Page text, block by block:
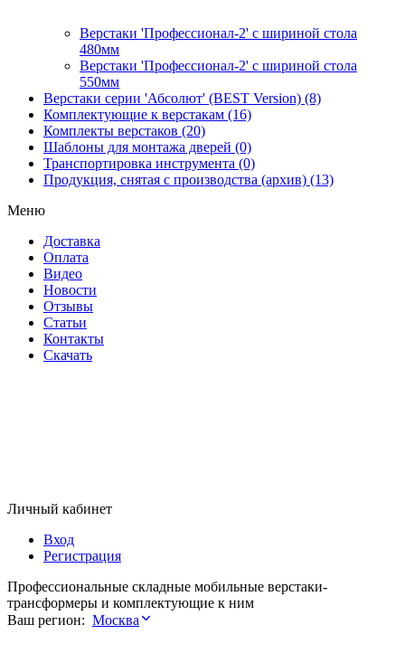
Верстаки 'Профессионал-2' с шириной стола
480мм
Верстаки 'Профессионал-2' с шириной стола
550мм
Верстаки серии 'Абсолют' (BEST Version) (8)
Комплектующие к верстакам (16)
Комплекты верстаков (20)
Шаблоны для монтажа дверей (0)
Транспортировка инструмента (0)
Продукция, снятая с производства (архив) (13)
Меню
Доставка
Оплата
Видео
Новости
Отзывы
Статьи
Контакты
Скачать
Личный кабинет
Вход
Регистрация
Профессиональные складные мобильные верстаки-
трансформеры и комплектующие к ним
Ваш регион: Москва